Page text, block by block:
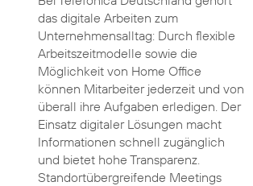
das digitale Arbeiten zum
Unternehmensalltag: Durch flexible
Arbeitszeitmodelle sowie die
Möglichkeit von Home Office
können Mitarbeiter jederzeit und von
überall ihre Aufgaben erledigen. Der
Einsatz digitaler Lösungen macht
Informationen schnell zugänglich
und bietet hohe Transparenz.
Standortübergreifende Meetings